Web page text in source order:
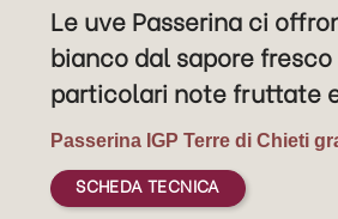
Le uve Passerina ci
bianco dal sapore
particolari note fruttate
Passerina IGP Terre di Chieti
SCHEDA TECNICA